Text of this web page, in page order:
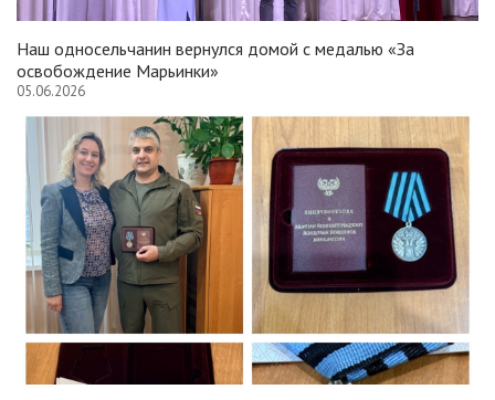
Наш односельчанин вернулся домой с медалью «За
освобождение Марьинки»
05.06.2026